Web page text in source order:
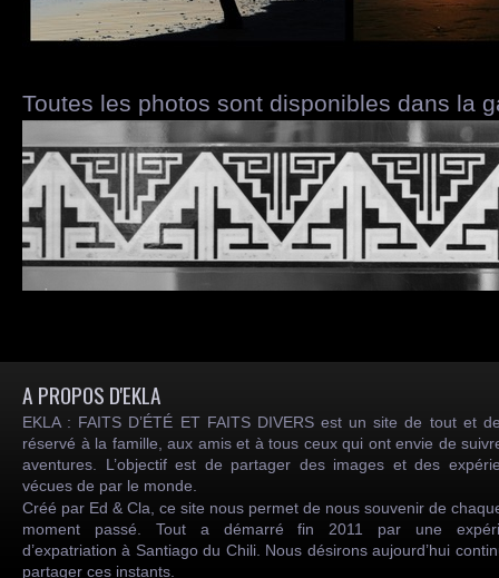
Toutes les photos sont disponibles dans la
A PROPOS D'EKLA
EKLA : FAITS D’ÉTÉ ET FAITS DIVERS est un site de tout et
réservé à la famille, aux amis et à tous ceux qui ont envie de
aventures. L’objectif est de partager des images et des
vécues de par le monde.
Créé par Ed & Cla, ce site nous permet de nous souvenir de
moment passé. Tout a démarré fin 2011 par une
d’expatriation à Santiago du Chili. Nous désirons aujourd’hui
partager ces instants.